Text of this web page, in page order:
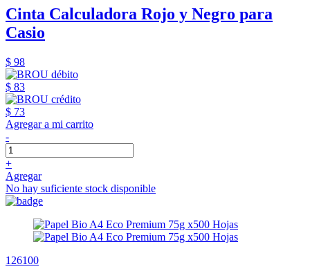
Cinta Calculadora Rojo y Negro para
Casio
$ 98
$ 83
$ 73
Agregar a mi carrito
-
+
Agregar
No hay suficiente stock disponible
126100